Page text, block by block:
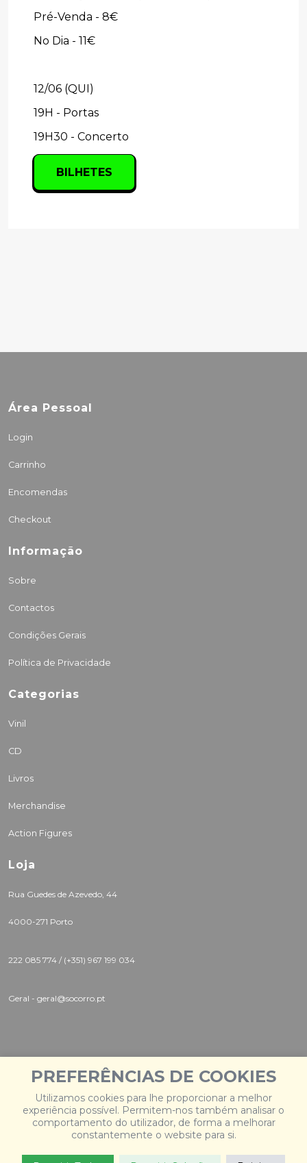
Pré-Venda - 8€
No Dia - 11€
12/06 (QUI)
19H - Portas
19H30 - Concerto
BILHETES
Área Pessoal
Login
Carrinho
Encomendas
Checkout
Informação
Sobre
Contactos
Condições Gerais
Política de Privacidade
Categorias
Vinil
CD
Livros
Merchandise
Action Figures
Loja
Rua Guedes de Azevedo, 44
4000-271 Porto
222 085 774 / (+351) 967 199 034
Geral - geral@socorro.pt
Instagram | Twitter |Facebook
PREFERÊNCIAS DE COOKIES
Utilizamos cookies para lhe proporcionar a melhor
experiência possível. Permitem-nos também analisar o
comportamento do utilizador, de forma a melhorar
constantemente o website para si.